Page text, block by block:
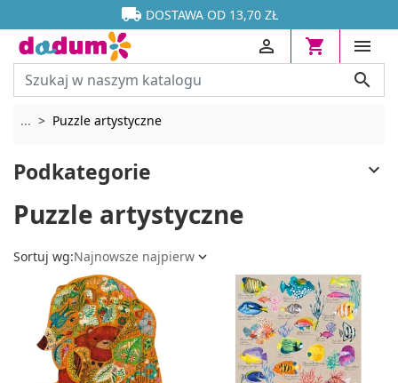

 DOSTAWA OD 13,70 ZŁ






... Rozwiń breadcrumbs
Puzzle artystyczne
Podkategorie 
Puzzle artystyczne
Sortuj wg:Najnowsze najpierw 